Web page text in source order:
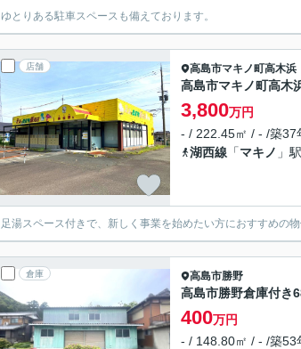
ゆとりある駐車スペースも備えております。
店舗 高島市マキノ町高木浜
高島市マキノ町高木
3,800万円
- / 222.45㎡ / - /築37
湖西線 「マキノ 」
足湯スペース付きで、新しく事業を始めたい方におすすめの
倉庫 高島市勝野
高島市勝野倉庫付き
400万円
- / 148.80㎡ / - /築53